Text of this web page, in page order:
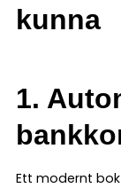
kunna
1.
Ett modernt